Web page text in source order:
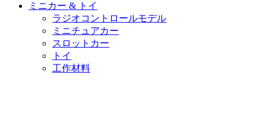
ミニカー & トイ
ラジオコントロールモデル
ミニチュアカー
スロットカー
トイ
工作材料